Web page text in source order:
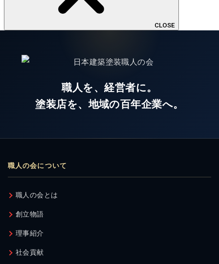
CLOSE
職人を、経営者に。
塗装店を、地域の百年企業へ。
職人の会について
職人の会とは
創立物語
理事紹介
社会貢献